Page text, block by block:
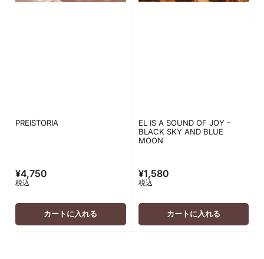
PREISTORIA
通
常
価
¥4,750
税込
カートに入れる
EL IS A SOUND OF JOY -
BLACK SKY AND BLUE
MOON
通
常
価
¥1,580
税込
カートに入れる